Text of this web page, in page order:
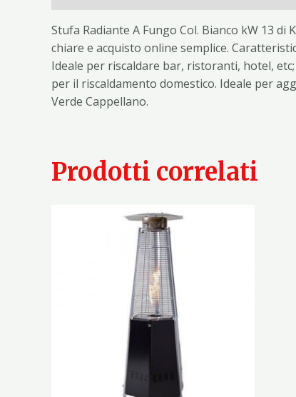
Stufa Radiante A Fungo Col. Bianco kW 13
chiare e acquisto online semplice.
Ideale per riscaldare bar, ristoranti, hotel,
per il riscaldamento domestico. Ideale per
Verde Cappellano.
Prodotti correlati